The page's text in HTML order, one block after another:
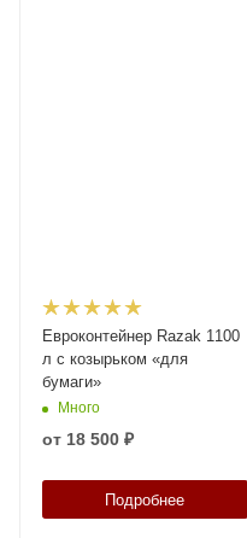
Евроконтейнер Razak 1100
л с козырьком «для
бумаги»
Много
от 18 500 ₽
Подробнее